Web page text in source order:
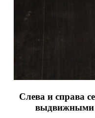
Слева и справа
выдвижными